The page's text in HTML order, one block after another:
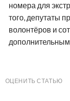
номера для
того, депутаты
волонтёров и
ОЦЕНИТЬ СТАТЬЮ